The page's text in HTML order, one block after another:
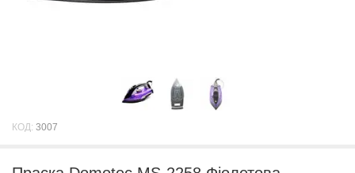
КОД: 3007